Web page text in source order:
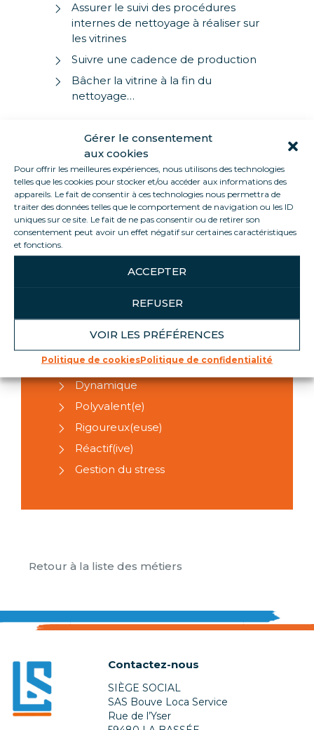
Gérer le consentement
aux cookies
Pour offrir les meilleures expériences, nous utilisons des technologies
telles que les cookies pour stocker et/ou accéder aux informations des
appareils. Le fait de consentir à ces technologies nous permettra de
traiter des données telles que le comportement de navigation ou les ID
uniques sur ce site. Le fait de ne pas consentir ou de retirer son
consentement peut avoir un effet négatif sur certaines caractéristiques
et fonctions.
ACCEPTER
REFUSER
VOIR LES PRÉFÉRENCES
Politique de cookiesPolitique de confidentialité
Assurer le suivi des procédures
internes de nettoyage à réaliser sur
les vitrines
Suivre une cadence de production
Bâcher la vitrine à la fin du
nettoyage…
HARD SKILLS
Connaissance des procédures de
nettoyage
Respecter les règles d'hygiène et
Organiser la zone de stockage de
SOFT SKILLS
Dynamique
Polyvalent(e)
Rigoureux(euse)
Réactif(ive)
Gestion du stress
Retour à la liste des métiers
Contactez-nous
SIÈGE SOCIAL
SAS Bouve Loca Service
Rue de l’Yser